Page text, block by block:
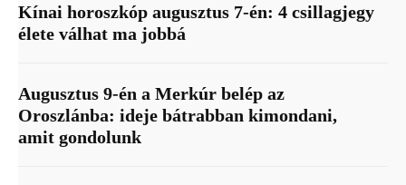
Kínai horoszkóp augusztus 7-én: 4 csillagjegy
élete válhat ma jobbá
Augusztus 9-én a Merkúr belép az
Oroszlánba: ideje bátrabban kimondani,
amit gondolunk